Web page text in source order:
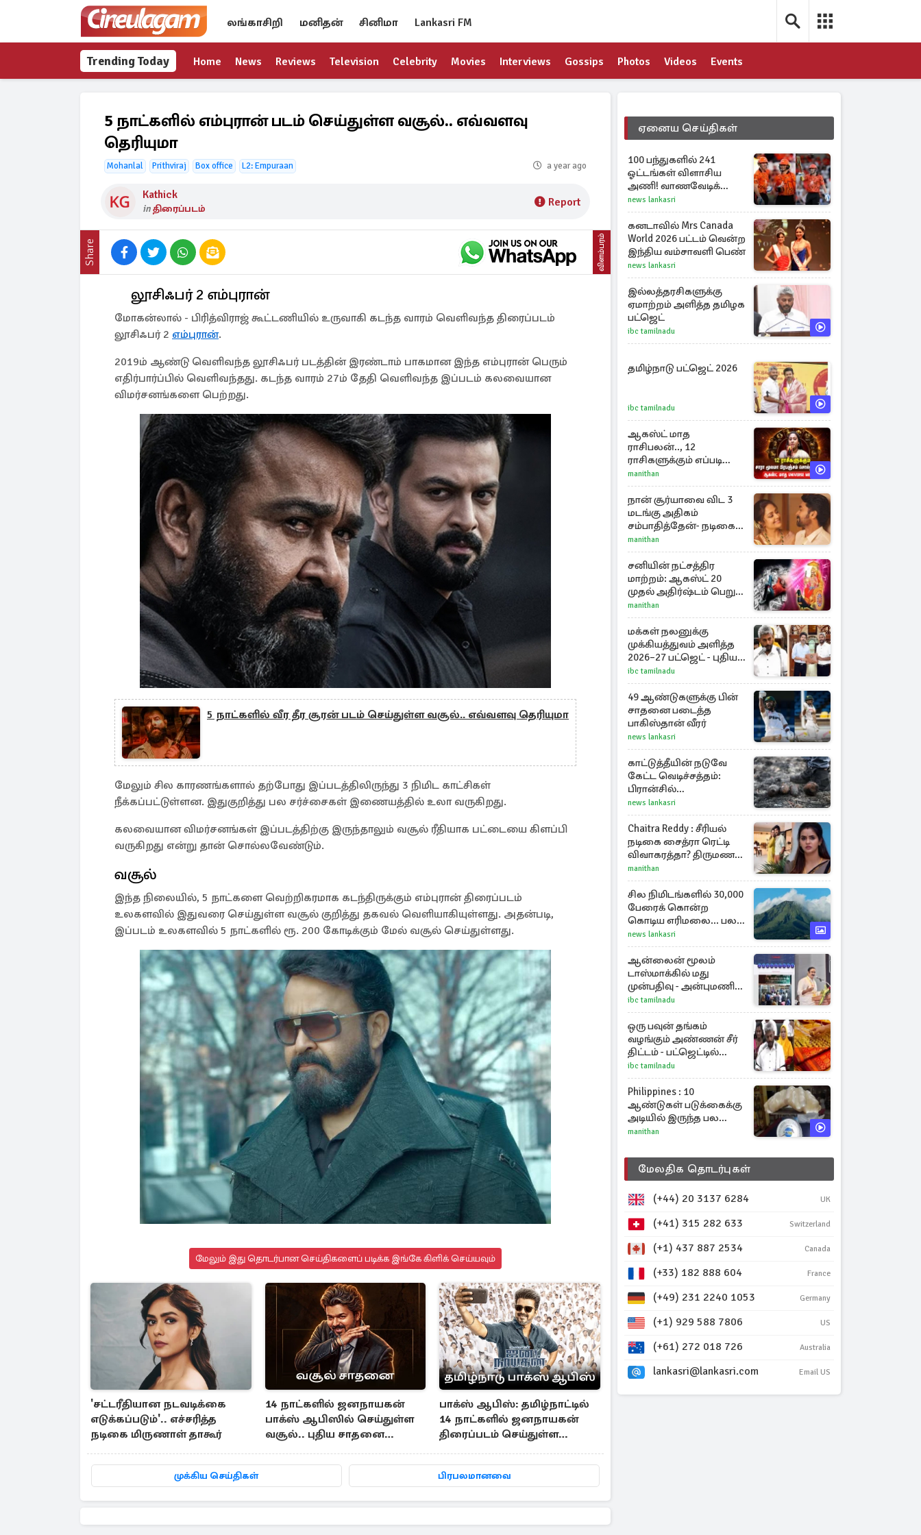
லங்காசிறி மனிதன் சினிமா Lankasri FM
Trending Today Home News Reviews Television Celebrity Movies Interviews Gossips Photos Videos Events
5 நாட்களில் எம்புரான் படம் செய்துள்ள வசூல்.. எவ்வளவு
தெரியுமா
Mohanlal Prithviraj Box office L2: Empuraan a year ago
Kathick
inதிரைப்படம் Report
Share விளம்பரம்
லூசிஃபர் 2 எம்புரான்
மோகன்லால் - பிரித்விராஜ் கூட்டணியில் உருவாகி கடந்த வாரம் வெளிவந்த திரைப்படம்
லூசிஃபர் 2 எம்புரான்.
2019ம் ஆண்டு வெளிவந்த லூசிஃபர் படத்தின் இரண்டாம் பாகமான இந்த எம்புரான் பெரும்
எதிர்பார்ப்பில் வெளிவந்தது. கடந்த வாரம் 27ம் தேதி வெளிவந்த இப்படம் கலவையான
விமர்சனங்களை பெற்றது.
5 நாட்களில் வீர தீர சூரன் படம் செய்துள்ள வசூல்.. எவ்வளவு தெரியுமா
மேலும் சில காரணங்களால் தற்போது இப்படத்திலிருந்து 3 நிமிட காட்சிகள்
நீக்கப்பட்டுள்ளன. இதுகுறித்து பல சர்ச்சைகள் இணையத்தில் உலா வருகிறது.
கலவையான விமர்சனங்கள் இப்படத்திற்கு இருந்தாலும் வசூல் ரீதியாக பட்டையை கிளப்பி
வருகிறது என்று தான் சொல்லவேண்டும்.
வசூல்
இந்த நிலையில், 5 நாட்களை வெற்றிகரமாக கடந்திருக்கும் எம்புரான் திரைப்படம்
உலகளவில் இதுவரை செய்துள்ள வசூல் குறித்து தகவல் வெளியாகியுள்ளது. அதன்படி,
இப்படம் உலகளவில் 5 நாட்களில் ரூ. 200 கோடிக்கும் மேல் வசூல் செய்துள்ளது.
மேலும் இது தொடர்பான செய்திகளைப் படிக்க இங்கே கிளிக் செய்யவும்
'சட்டரீதியான நடவடிக்கை
எடுக்கப்படும்'.. எச்சரித்த
நடிகை மிருணாள் தாகூர்
14 நாட்களில் ஜனநாயகன்
பாக்ஸ் ஆபிஸில் செய்துள்ள
வசூல்.. புதிய சாதனை
பாக்ஸ் ஆபிஸ்: தமிழ்நாட்டில்
14 நாட்களில் ஜனநாயகன்
திரைப்படம் செய்துள்ள
முக்கிய செய்திகள் பிரபலமானவை
ஏனைய செய்திகள்
100 பந்துகளில் 241
ஓட்டங்கள் விளாசிய
அணி! வாணவேடிக்கை
காட்டிய ரிக்கெல்டன்,
மார்ஷ்
news lankasri
கனடாவில் Mrs Canada
World 2026 பட்டம் வென்ற
இந்திய வம்சாவளி பெண்
news lankasri
இல்லத்தரசிகளுக்கு
ஏமாற்றம் அளித்த தமிழக
பட்ஜெட்
ibc tamilnadu
தமிழ்நாடு பட்ஜெட் 2026
ibc tamilnadu
ஆகஸ்ட் மாத
ராசிபலன்.., 12
ராசிகளுக்கும் எப்படி
இருக்கும்?
manithan
நான் சூர்யாவை விட 3
மடங்கு அதிகம்
சம்பாதித்தேன்- நடிகை
ஜோதிகா
manithan
சனியின் நட்சத்திர
மாற்றம்: ஆகஸ்ட் 20
முதல் அதிர்ஷ்டம் பெறும்
ராசிகள்!
manithan
மக்கள் நலனுக்கு
முக்கியத்துவம் அளித்த
2026–27 பட்ஜெட் - புதிய
நலத்திட்டங்கள்
என்னென்ன?
ibc tamilnadu
49 ஆண்டுகளுக்கு பின்
சாதனை படைத்த
பாகிஸ்தான் வீரர்
news lankasri
காட்டுத்தீயின் நடுவே
கேட்ட வெடிச்சத்தம்:
பிரான்சில்
கண்டுபிடிக்கப்பட்டுள்ள
வெடிகுண்டுகள்
news lankasri
Chaitra Reddy : சீரியல்
நடிகை சைத்ரா ரெட்டி
விவாகரத்தா? திருமண
புகைப்படங்களை நீக்கம்
manithan
சில நிமிடங்களில் 30,000
பேரைக் கொன்ற
கொடிய எரிமலை... பல
தசாப்த கால
அமைதிக்குப் பிறகு
மீண்டும்
news lankasri
ஆன்லைன் மூலம்
டாஸ்மாக்கில் மது
முன்பதிவு - அன்புமணி
ராமதாஸ் எதிர்ப்பு
ibc tamilnadu
ஒரு பவுன் தங்கம்
வழங்கும் அண்ணன் சீர்
திட்டம் - பட்ஜெட்டில்
அமைச்சர் மரிய வில்சன்
அறிவிப்பு!
ibc tamilnadu
Philippines : 10
ஆண்டுகள் படுக்கைக்கு
அடியில் இருந்த பல
கோடி மதிப்புள்ள அரிய
manithan
மேலதிக தொடர்புகள்
(+44) 20 3137 6284 UK
(+41) 315 282 633 Switzerland
(+1) 437 887 2534 Canada
(+33) 182 888 604 France
(+49) 231 2240 1053 Germany
(+1) 929 588 7806 US
(+61) 272 018 726 Australia
lankasri@lankasri.com Email US